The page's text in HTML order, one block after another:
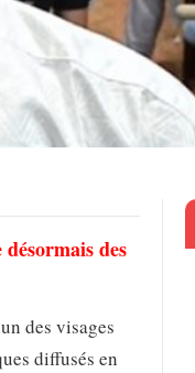
des
des visages
diffusés en